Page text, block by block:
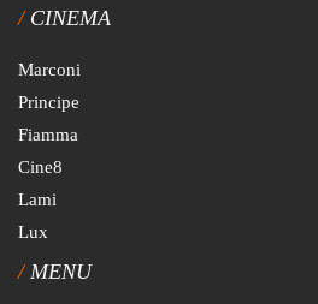
CINEMA
Marconi
Principe
Fiamma
Cine8
Lami
Lux
MENU